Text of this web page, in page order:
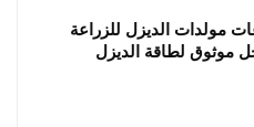
مولدات الديزل للزراعة
حل موثوق لطاقة الديزل